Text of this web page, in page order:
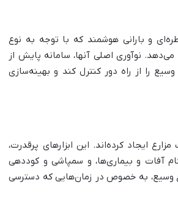
و بارانی هوشمند که با توجه به نوع
نوآوری اصلی آنها، سامانه پایش از
را از راه دور کنترل کند و بهینه‌سازی
ایجاد کرده‌اند. این ابزارهای پرقدرت،
آفات و بیماری‌ها، و سمپاشی و کوددهی
وسیع، به خصوص در زمان‌هایی که دسترسی